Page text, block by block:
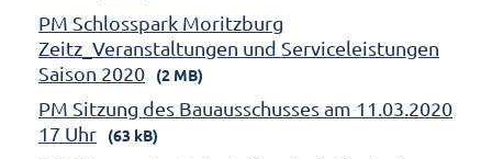
PM Schlosspark Moritzburg
Zeitz_Veranstaltungen und Serviceleistungen
Saison 2020
(2 MB)
PM Sitzung des Bauausschusses am 11.03.2020
17 Uhr
(63 kB)